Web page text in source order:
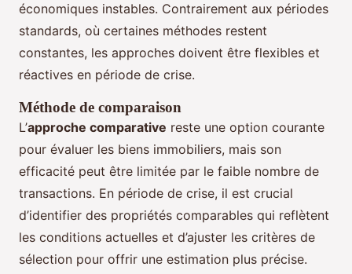
économiques instables. Contrairement aux périodes
standards, où certaines méthodes restent
constantes, les approches doivent être flexibles et
réactives en période de crise.
Méthode de comparaison
L’approche comparative reste une option courante
pour évaluer les biens immobiliers, mais son
efficacité peut être limitée par le faible nombre de
transactions. En période de crise, il est crucial
d’identifier des propriétés comparables qui reflètent
les conditions actuelles et d’ajuster les critères de
sélection pour offrir une estimation plus précise.